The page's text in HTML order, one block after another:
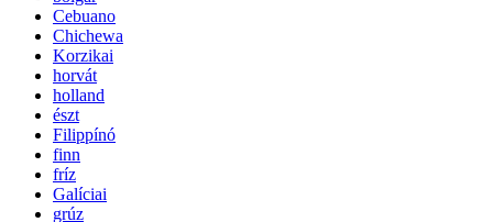
Cebuano
Chichewa
Korzikai
horvát
holland
észt
Filippínó
finn
fríz
Galíciai
grúz